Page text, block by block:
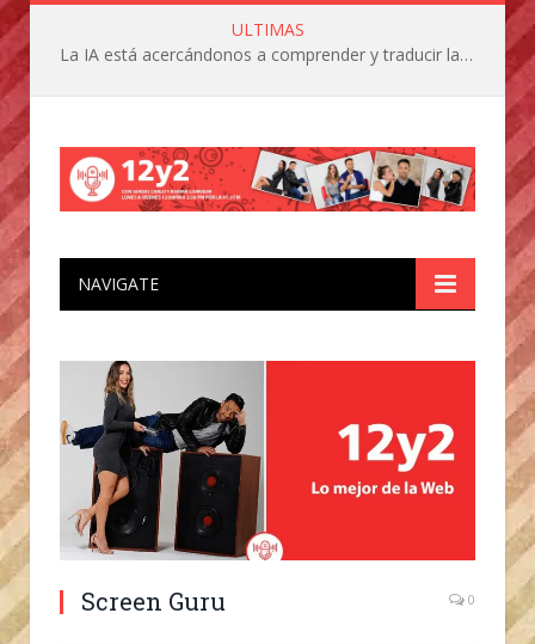
ULTIMAS
La IA está acercándonos a comprender y traducir las vocalizaciones y comportamientos de nuestras mascotas
NAVIGATE
Screen Guru 0